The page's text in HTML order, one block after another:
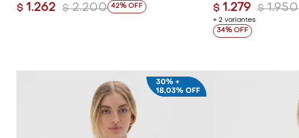
$ 1.262 $ 2.200 42
+ 2 variantes
$ 1.279 $ 1.950
34